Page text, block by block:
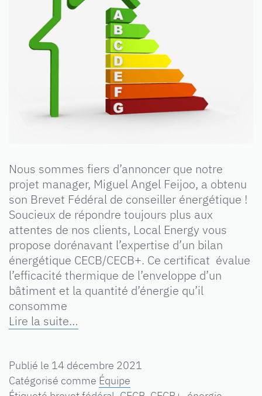
Nous sommes fiers d’annoncer que notre
projet manager, Miguel Angel Feijoo, a obtenu
son Brevet Fédéral de conseiller énergétique !
Soucieux de répondre toujours plus aux
attentes de nos clients, Local Energy vous
propose dorénavant l’expertise d’un bilan
énergétique CECB/CECB+. Ce certificat évalue
l’efficacité thermique de l’enveloppe d’un
bâtiment et la quantité d’énergie qu’il
consomme
Lire la suite…
Publié le 14 décembre 2021
Catégorisé comme Équipe